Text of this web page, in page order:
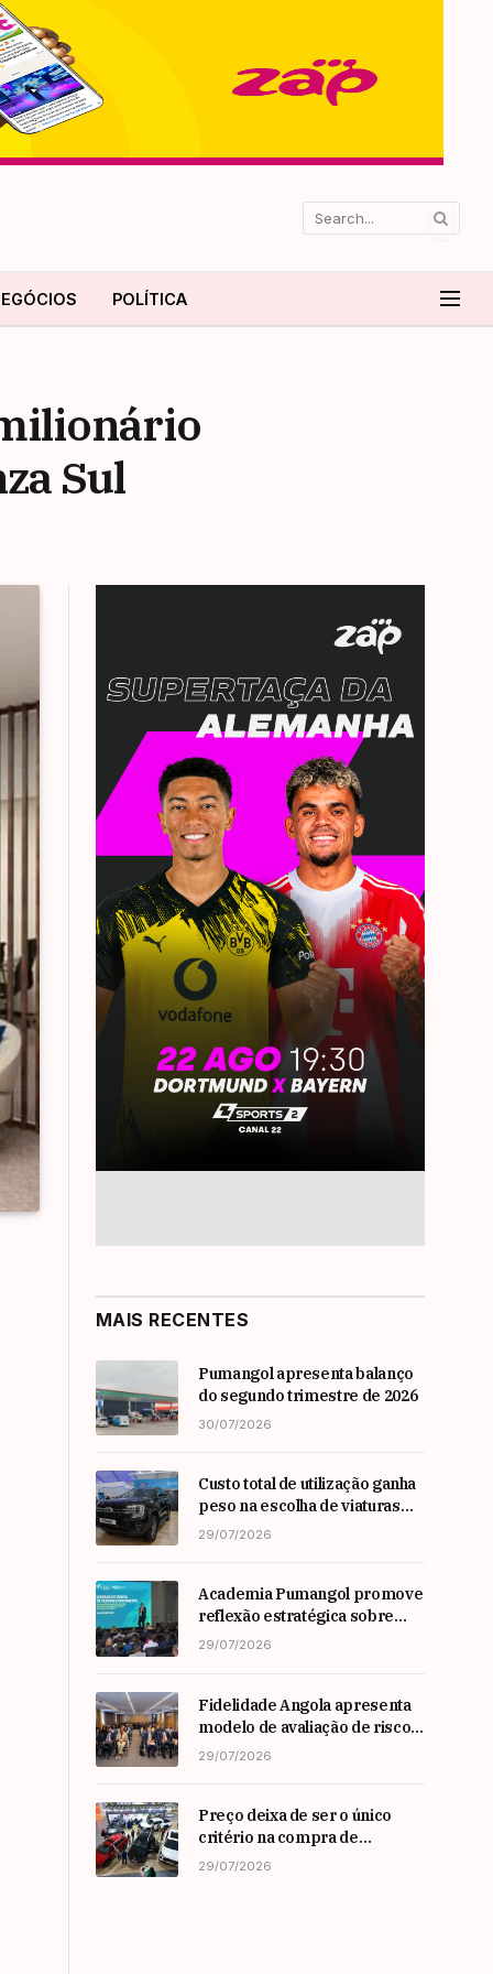
POLÍTICA
Sul
MAIS RECENTES
Pumangol apresenta balanço
do segundo trimestre de 2026
30/07/2026
Custo total de utilização ganha
peso na escolha de viaturas
em angola
29/07/2026
Academia Pumangol promove
reflexão estratégica sobre
liderança e inovação com
29/07/2026
Fidelidade Angola apresenta
modelo de avaliação de risco
em Workshop da ARSEG
29/07/2026
Preço deixa de ser o único
critério na compra de
automóveis em angola
29/07/2026